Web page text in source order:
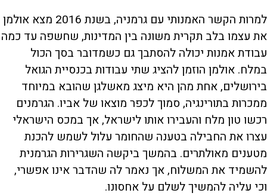
למרות הקשר האמנותי עם גרמניה, בשנת 2016 מצא אולמן
את עצמו בלב תקרית משונה בין המדינות, שחשפה עד כמה
עבודת אמנות יכולה להסתבך גם כשמדובר בסך הכול
במלח. אולמן הוזמן להציג שתי עבודות בכנסיית הגואל
בירושלים, אחת מהן היא מיצג מאשלגן שהובא במיוחד
ממכרות בתורינגיה, סמוך לכפר מוצאו של אביו. הגרמנים
רכשו טון מלח והעבירו אותו לישראל, אך במכס הישראלי
עצרו את החבילה בטענה שהחומר עלול לשמש להכנת
מטענים מאולתרים. בהמשך ביקשה השגרירות הגרמנית
להשמיד את המשלוח, אך נאמר לה שהדבר אינו אפשרי,
וכי עליה להמשיך לשלם על אחסונו.